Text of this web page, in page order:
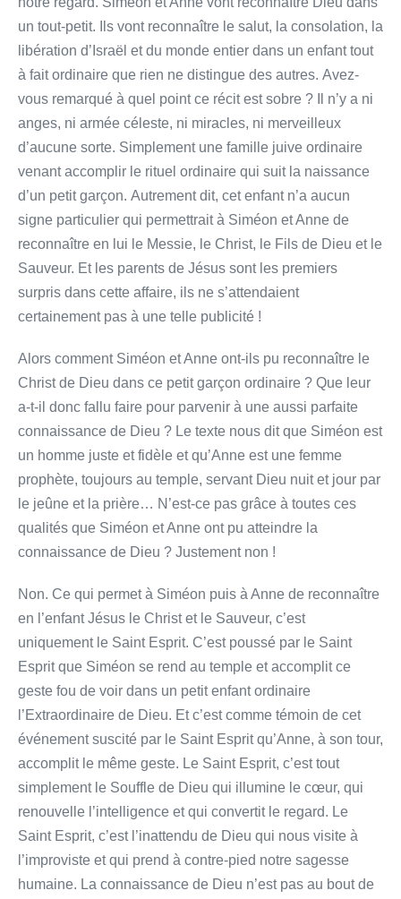
un tout-petit. Ils vont reconnaître le salut, la consolation, la
libération d’Israël et du monde entier dans un enfant tout
à fait ordinaire que rien ne distingue des autres. Avez-
vous remarqué à quel point ce récit est sobre ? Il n’y a ni
anges, ni armée céleste, ni miracles, ni merveilleux
d’aucune sorte. Simplement une famille juive ordinaire
venant accomplir le rituel ordinaire qui suit la naissance
d’un petit garçon. Autrement dit, cet enfant n’a aucun
signe particulier qui permettrait à Siméon et Anne de
reconnaître en lui le Messie, le Christ, le Fils de Dieu et le
Sauveur. Et les parents de Jésus sont les premiers
surpris dans cette affaire, ils ne s’attendaient
certainement pas à une telle publicité !
Alors comment Siméon et Anne ont-ils pu reconnaître le
Christ de Dieu dans ce petit garçon ordinaire ? Que leur
a-t-il donc fallu faire pour parvenir à une aussi parfaite
connaissance de Dieu ? Le texte nous dit que Siméon est
un homme juste et fidèle et qu’Anne est une femme
prophète, toujours au temple, servant Dieu nuit et jour par
le jeûne et la prière… N’est-ce pas grâce à toutes ces
qualités que Siméon et Anne ont pu atteindre la
connaissance de Dieu ? Justement non !
Non. Ce qui permet à Siméon puis à Anne de reconnaître
en l’enfant Jésus le Christ et le Sauveur, c’est
uniquement le Saint Esprit. C’est poussé par le Saint
Esprit que Siméon se rend au temple et accomplit ce
geste fou de voir dans un petit enfant ordinaire
l’Extraordinaire de Dieu. Et c’est comme témoin de cet
événement suscité par le Saint Esprit qu’Anne, à son tour,
accomplit le même geste. Le Saint Esprit, c’est tout
simplement le Souffle de Dieu qui illumine le cœur, qui
renouvelle l’intelligence et qui convertit le regard. Le
Saint Esprit, c’est l’inattendu de Dieu qui nous visite à
l’improviste et qui prend à contre-pied notre sagesse
humaine. La connaissance de Dieu n’est pas au bout de